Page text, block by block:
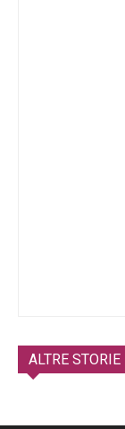
ALTRE STORIE